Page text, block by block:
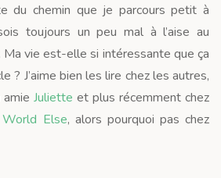
du chemin que je parcours petit à
toujours un peu mal à l’aise au
vie est-elle si intéressante que ça
? J’aime bien les lire chez les autres,
Juliette et plus récemment chez
World Else, alors pourquoi pas chez